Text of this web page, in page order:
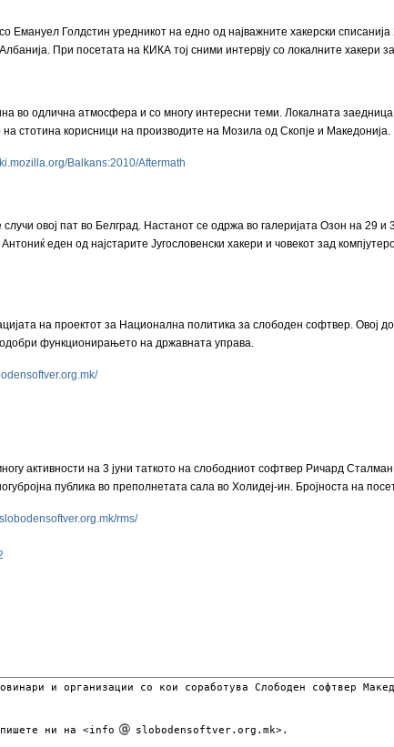
Голдстин уредникот на едно од најважните хакерски списанија
При посетата на КИКА тој сними интервју со локалните хакери
во одлична атмосфера и со многу интересни теми. Локалната
стотина корисници на производите на Мозила од Скопје и Македонија.
Balkans:2010/Aftermath
овој пат во Белград. Настанот се одржа во галеријата Озон на 29 и
еден од најстарите Југословенски хакери и човекот зад
на проектот за Национална политика за слободен софтвер. Овој
функционирањето на државната управа.
активности на 3 јуни таткото на слободниот софтвер Ричард
публика во преполнетата сала во Холидеј-ин. Бројноста на
rms/
и организации со кои соработува Слободен софтвер
пишете ни на <info
slobodensoftver.org.mk>.